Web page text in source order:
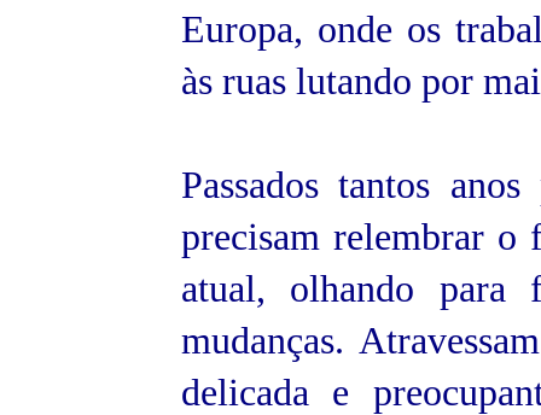
Europa, onde os
às ruas lutando por
Passados tantos
precisam relembrar o
atual, olhando para
mudanças.
delicada e